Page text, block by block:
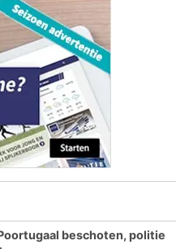
beschoten, politie